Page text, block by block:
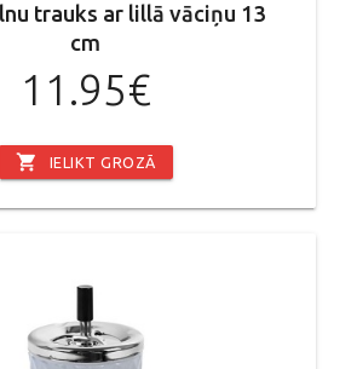
trauks ar lillā vāciņu 13
cm
11.95€
shopping_cart IELIKT GROZĀ